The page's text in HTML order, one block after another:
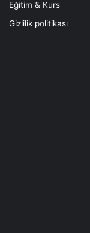
Eğitim & Kurs
Gizlilik politikası